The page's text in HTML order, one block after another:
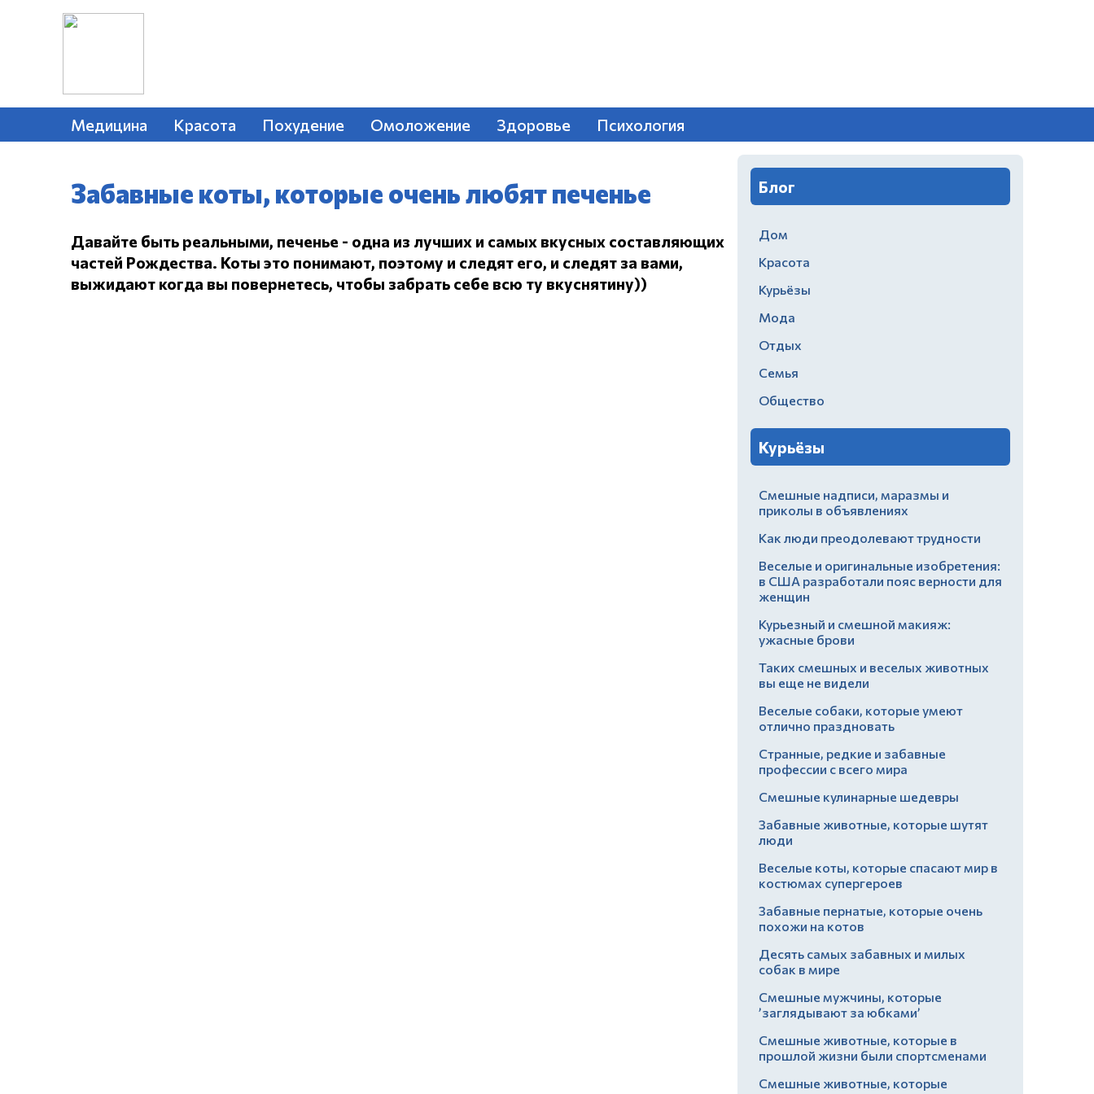
Медицина Красота Похудение Омоложение Здоровье Психология
Забавные коты, которые очень любят печенье
Давайте быть реальными, печенье - одна из лучших и самых вкусных составляющих
частей Рождества. Коты это понимают, поэтому и следят его, и следят за вами,
выжидают когда вы повернетесь, чтобы забрать себе всю ту вкуснятину))
Блог
Дом
Красота
Курьёзы
Мода
Отдых
Семья
Общество
Курьёзы
Смешные надписи, маразмы и
приколы в объявлениях
Как люди преодолевают трудности
Веселые и оригинальные изобретения:
в США разработали пояс верности для
женщин
Курьезный и смешной макияж:
ужасные брови
Таких смешных и веселых животных
вы еще не видели
Веселые собаки, которые умеют
отлично праздновать
Странные, редкие и забавные
профессии с всего мира
Смешные кулинарные шедевры
Забавные животные, которые шутят
люди
Веселые коты, которые спасают мир в
костюмах супергероев
Забавные пернатые, которые очень
похожи на котов
Десять самых забавных и милых
собак в мире
Смешные мужчины, которые
’заглядывают за юбками’
Смешные животные, которые в
прошлой жизни были спортсменами
Смешные животные, которые